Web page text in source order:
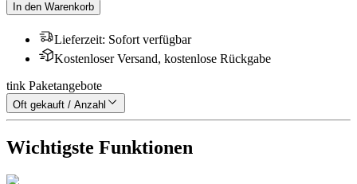
In den Warenkorb
Lieferzeit: Sofort verfügbar
Kostenloser Versand, kostenlose Rückgabe
tink Paketangebote
Oft gekauft / Anzahl
Wichtigste Funktionen